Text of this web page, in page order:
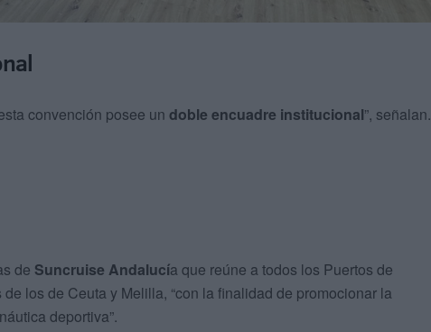
convención posee un doble encuadre institucional”, señalan.
de Suncruise Andalucía que reúne a todos los Puertos de
los de Ceuta y Melilla, “con la finalidad de promocionar la
deportiva”.